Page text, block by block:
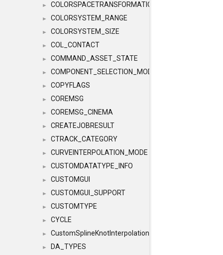
► COLORSPACETRANSFORMATION
► COLORSYSTEM_RANGE
► COLORSYSTEM_SIZE
► COL_CONTACT
► COMMAND_ASSET_STATE
► COMPONENT_SELECTION_MODES
► COPYFLAGS
► COREMSG
► COREMSG_CINEMA
► CREATEJOBRESULT
► CTRACK_CATEGORY
► CURVEINTERPOLATION_MODE
► CUSTOMDATATYPE_INFO
► CUSTOMGUI
► CUSTOMGUI_SUPPORT
► CUSTOMTYPE
► CYCLE
► CustomSplineKnotInterpolation
► DA_TYPES